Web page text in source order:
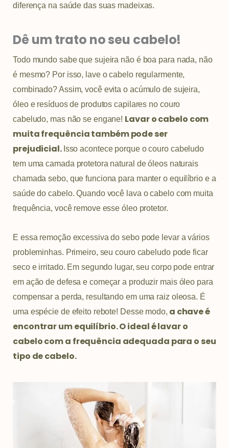
diferença na saúde das suas madeixas.
Dê um trato no seu cabelo!
Todo mundo sabe que sujeira não é boa para nada, não
é mesmo? Por isso, lave o cabelo regularmente,
combinado? Assim, você evita o acúmulo de sujeira,
óleo e resíduos de produtos capilares no couro
cabeludo, mas não se engane! Lavar o cabelo com
muita frequência também pode ser
prejudicial. Isso acontece porque o couro cabeludo
tem uma camada protetora natural de óleos naturais
chamada sebo, que funciona para manter o equilíbrio e a
saúde do cabelo. Quando você lava o cabelo com muita
frequência, você remove esse óleo protetor.
E essa remoção excessiva do sebo pode levar a vários
probleminhas. Primeiro, seu couro cabeludo pode ficar
seco e irritado. Em segundo lugar, seu corpo pode entrar
em ação de defesa e começar a produzir mais óleo para
compensar a perda, resultando em uma raiz oleosa. É
uma espécie de efeito rebote! Desse modo, a chave é
encontrar um equilíbrio. O ideal é lavar o
cabelo com a frequência adequada para o seu
tipo de cabelo.